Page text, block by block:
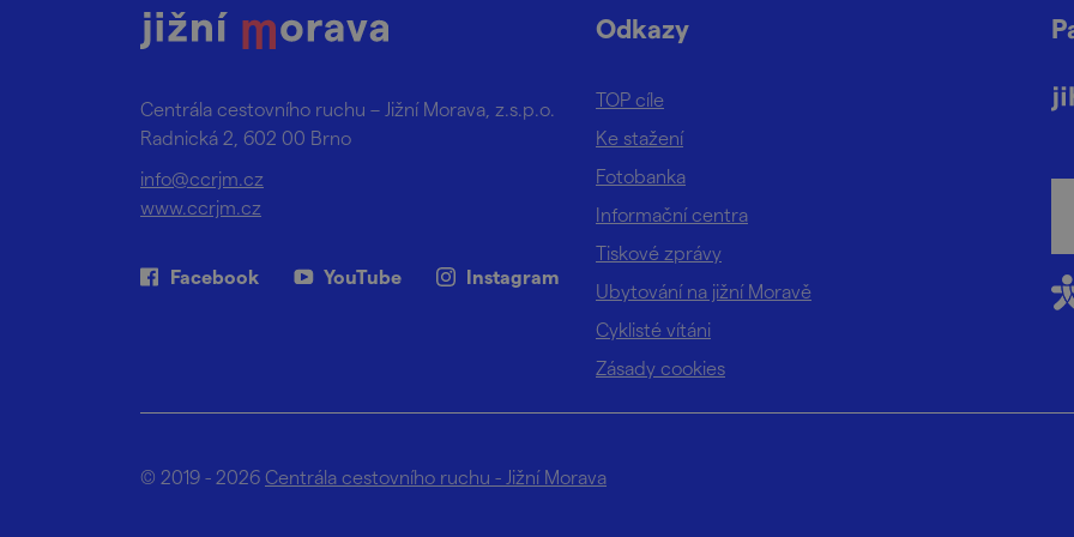
Centrála cestovního ruchu – Jižní Morava, z.s.p.o.
Radnická 2, 602 00 Brno
info@ccrjm.cz
www.ccrjm.cz
Facebook YouTube Instagram
Odkazy
TOP cíle
Ke stažení
Fotobanka
Informační centra
Tiskové zprávy
Ubytování na jižní Moravě
Cyklisté vítáni
Zásady cookies
© 2019 - 2026 Centrála cestovního ruchu - Jižní Morava